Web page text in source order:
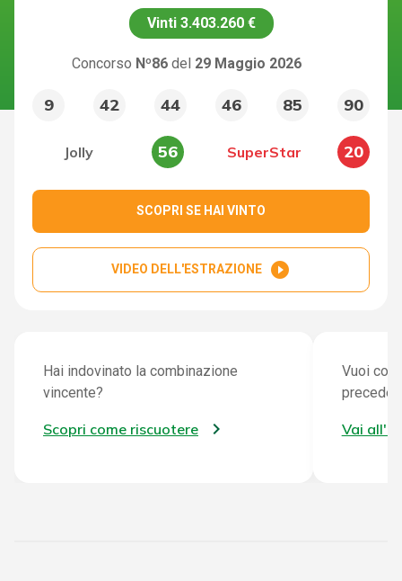
Vinti 3.403.260 €
Concorso Nº86 del 29 Maggio 2026
9 42 44 46 85 90
Jolly 56 SuperStar 20
SCOPRI SE HAI VINTO
VIDEO DELL'ESTRAZIONE play_circle_filled
Hai indovinato la combinazione
vincente?
Scopri come riscuotere
Vuoi
Vai